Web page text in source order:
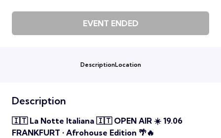
EVENT ENDED
DescriptionLocation
Description
🇮🇹 La Notte Italiana 🇮🇹 OPEN AIR ☀️ 19.06
FRANKFURT • Afrohouse Edition 🌴🔥